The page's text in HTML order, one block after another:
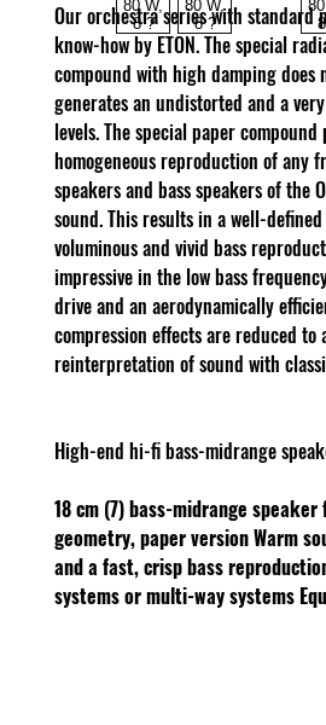
Our orchestra series with standard
know-how by ETON. The special
compound with high damping
generates an undistorted and a
levels. The special paper
homogeneous reproduction of any
speakers and bass speakers of the
sound. This results in a well-
voluminous and vivid bass
impressive in the low bass
drive and an aerodynamically
compression effects are reduced to
reinterpretation of sound with
High-end hi-fi bass-midrange
18 cm (7) bass-midrange
geometry, paper versionWarm
and a fast, crisp bass
systems or multi-way systems